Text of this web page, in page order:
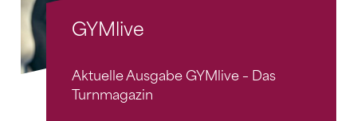
GYMlive
Aktuelle Ausgabe GYMlive – Das
Turnmagazin